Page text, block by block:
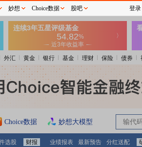
外汇 黄金 银行 基金 理财 保险 债券
Choice数据 妙想大模型
选股 财报 业绩报表 最新预告 分红送配
妙想 Choice数据 股吧 登录